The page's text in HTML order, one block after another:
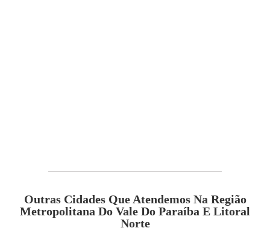
Outras Cidades Que Atendemos Na Região
Metropolitana Do Vale Do Paraíba E Litoral
Norte